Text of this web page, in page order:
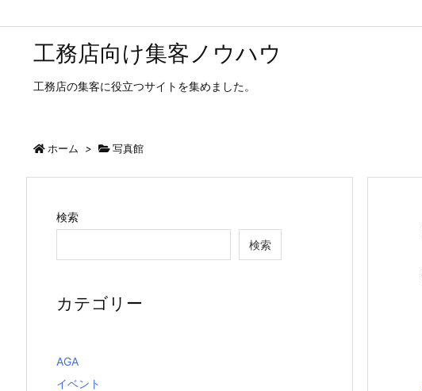
工務店向け集客ノウハウ
工務店の集客に役立つサイトを集めました。
ホーム > 写真館
検索
検索
カテゴリー
AGA
イベント